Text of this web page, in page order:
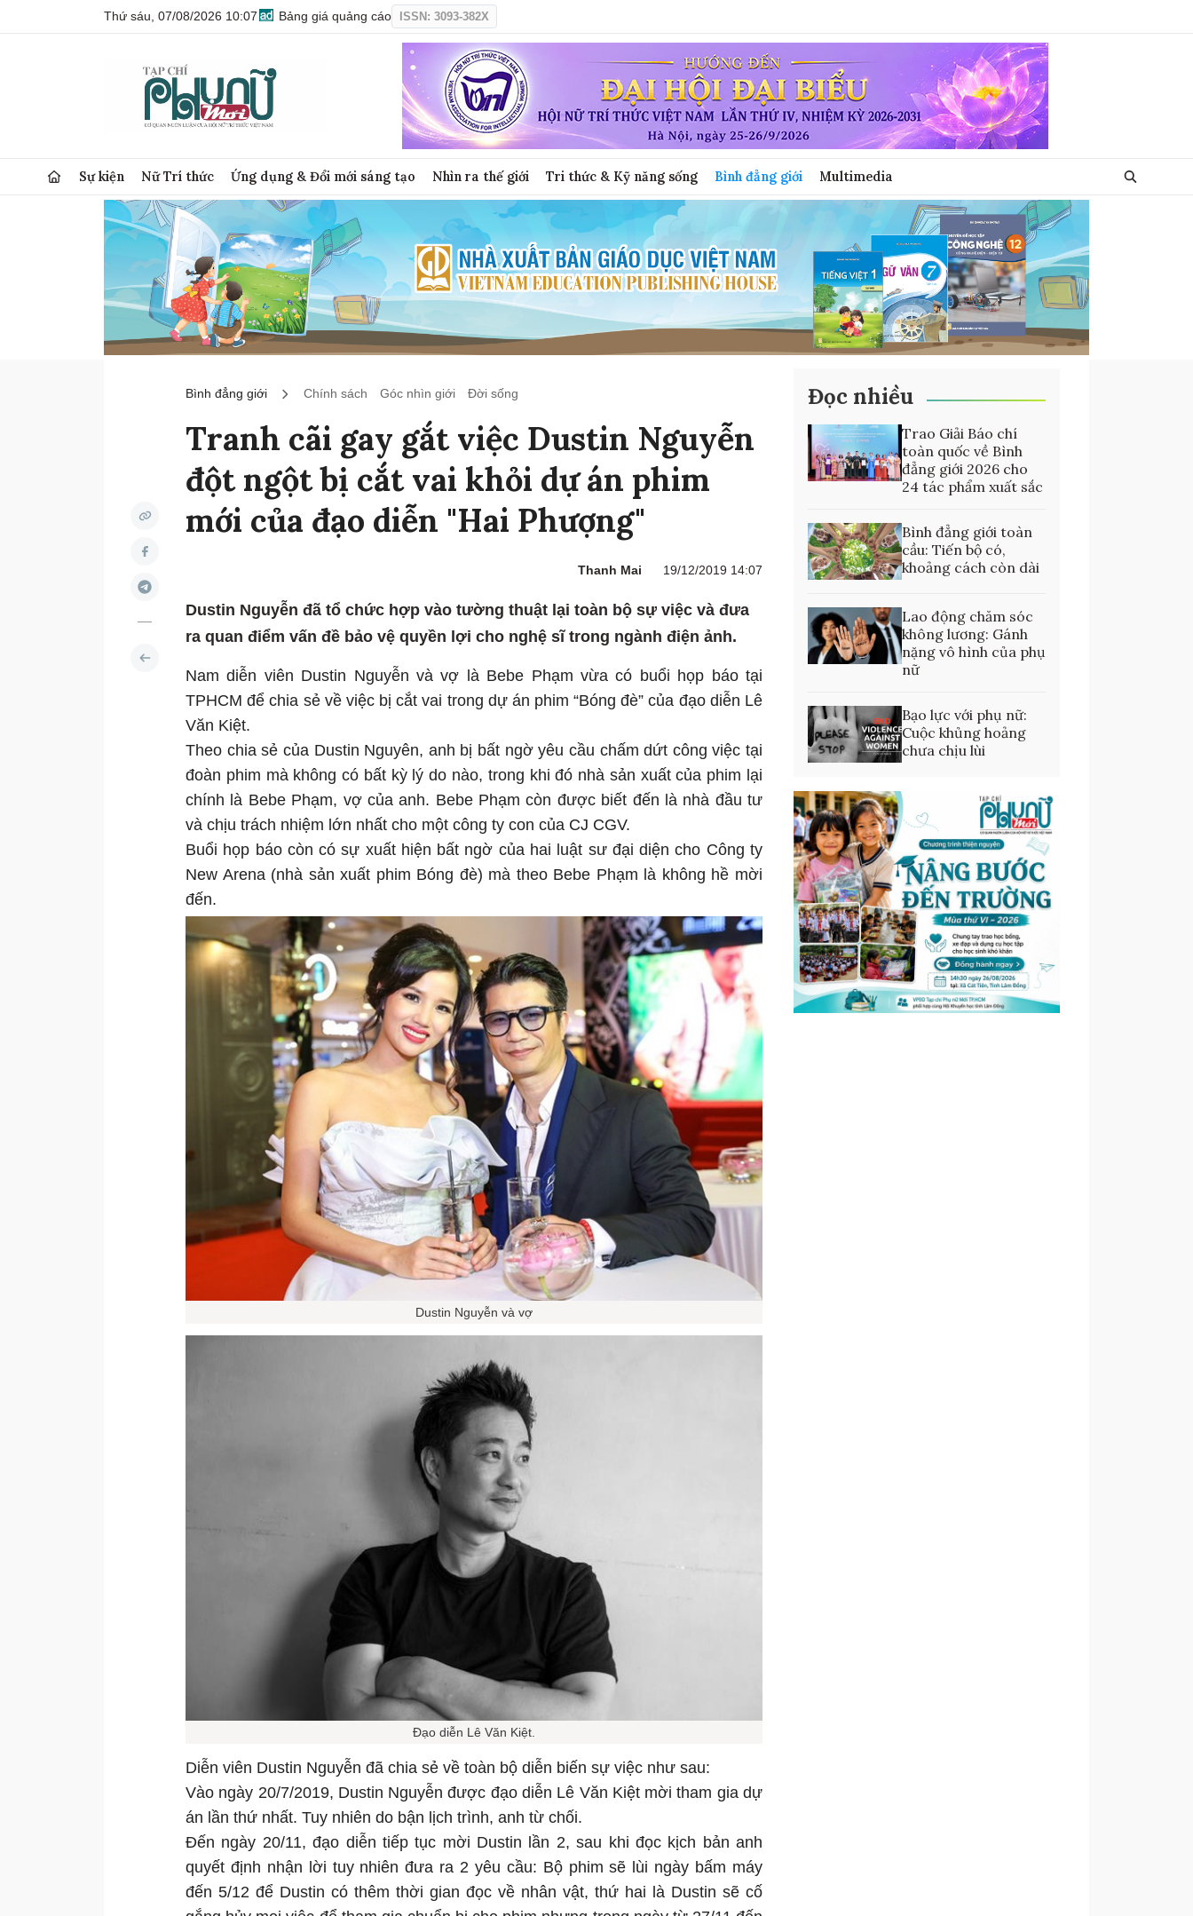
Thứ sáu, 07/08/2026 10:07 Bảng giá quảng cáo ISSN: 3093-382X
Sự kiện Nữ Trí thức Ứng dụng & Đổi mới sáng tạo Nhìn ra thế giới Tri thức & Kỹ năng sống Bình đẳng giới Multimedia
Bình đẳng giới Chính sách Góc nhìn giới Đời sống
Tranh cãi gay gắt việc Dustin Nguyễn
đột ngột bị cắt vai khỏi dự án phim
mới của đạo diễn "Hai Phượng"
Thanh Mai 19/12/2019 14:07
Dustin Nguyễn đã tổ chức hợp vào tường thuật lại toàn bộ sự việc và đưa
ra quan điểm vấn đề bảo vệ quyền lợi cho nghệ sĩ trong ngành điện ảnh.
Nam diễn viên Dustin Nguyễn và vợ là Bebe Phạm vừa có buổi họp báo tại
TPHCM để chia sẻ về việc bị cắt vai trong dự án phim “Bóng đè” của đạo diễn Lê
Văn Kiệt.
Theo chia sẻ của Dustin Nguyên, anh bị bất ngờ yêu cầu chấm dứt công việc tại
đoàn phim mà không có bất kỳ lý do nào, trong khi đó nhà sản xuất của phim lại
chính là Bebe Phạm, vợ của anh. Bebe Phạm còn được biết đến là nhà đầu tư
và chịu trách nhiệm lớn nhất cho một công ty con của CJ CGV.
Buổi họp báo còn có sự xuất hiện bất ngờ của hai luật sư đại diện cho Công ty
New Arena (nhà sản xuất phim Bóng đè) mà theo Bebe Phạm là không hề mời
đến.
Dustin Nguyễn và vợ
Đạo diễn Lê Văn Kiệt.
Diễn viên Dustin Nguyễn đã chia sẻ về toàn bộ diễn biến sự việc như sau:
Vào ngày 20/7/2019, Dustin Nguyễn được đạo diễn Lê Văn Kiệt mời tham gia dự
án lần thứ nhất. Tuy nhiên do bận lịch trình, anh từ chối.
Đến ngày 20/11, đạo diễn tiếp tục mời Dustin lần 2, sau khi đọc kịch bản anh
quyết định nhận lời tuy nhiên đưa ra 2 yêu cầu: Bộ phim sẽ lùi ngày bấm máy
đến 5/12 để Dustin có thêm thời gian đọc về nhân vật, thứ hai là Dustin sẽ cố
Đọc nhiều
Trao Giải Báo chí
toàn quốc về Bình
đẳng giới 2026 cho
24 tác phẩm xuất sắc
Bình đẳng giới toàn
cầu: Tiến bộ có,
khoảng cách còn dài
Lao động chăm sóc
không lương: Gánh
nặng vô hình của phụ
nữ
Bạo lực với phụ nữ:
Cuộc khủng hoảng
chưa chịu lùi